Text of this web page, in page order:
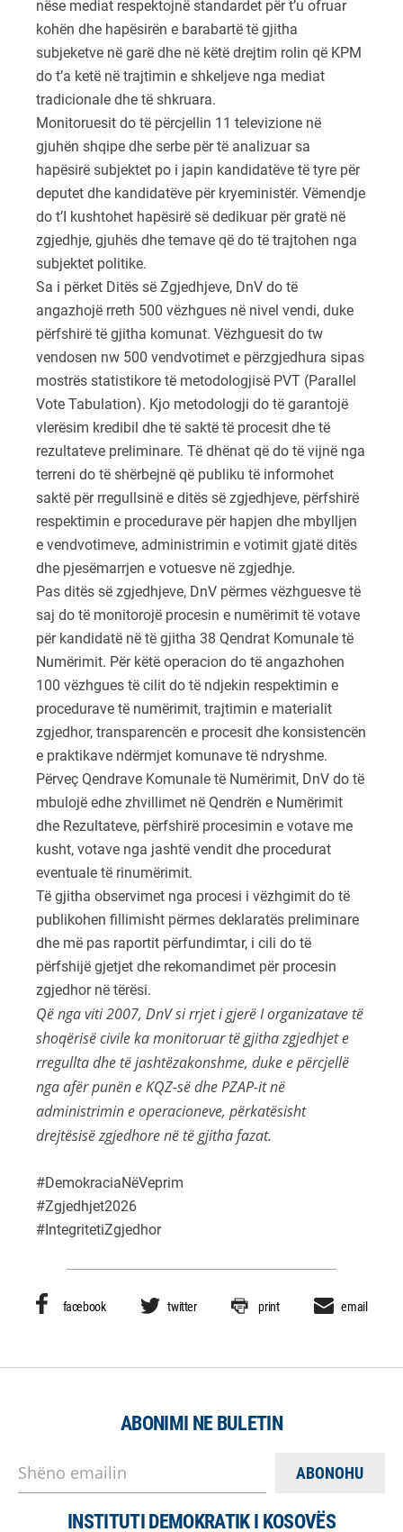
nëse mediat respektojnë standardet për t’u ofruar
kohën dhe hapësirën e barabartë të gjitha
subjeketve në garë dhe në këtë drejtim rolin që KPM
do t’a ketë në trajtimin e shkeljeve nga mediat
tradicionale dhe të shkruara.
Monitoruesit do të përcjellin 11 televizione në
gjuhën shqipe dhe serbe për të analizuar sa
hapësirë subjektet po i japin kandidatëve të tyre për
deputet dhe kandidatëve për kryeministër. Vëmendje
do t’I kushtohet hapësirë së dedikuar për gratë në
zgjedhje, gjuhës dhe temave që do të trajtohen nga
subjektet politike.
Sa i përket Ditës së Zgjedhjeve, DnV do të
angazhojë rreth 500 vëzhgues në nivel vendi, duke
përfshirë të gjitha komunat. Vëzhguesit do tw
vendosen nw 500 vendvotimet e përzgjedhura sipas
mostrës statistikore të metodologjisë PVT (Parallel
Vote Tabulation). Kjo metodologji do të garantojë
vlerësim kredibil dhe të saktë të procesit dhe të
rezultateve preliminare. Të dhënat që do të vijnë nga
terreni do të shërbejnë që publiku të informohet
saktë për rregullsinë e ditës së zgjedhjeve, përfshirë
respektimin e procedurave për hapjen dhe mbylljen
e vendvotimeve, administrimin e votimit gjatë ditës
dhe pjesëmarrjen e votuesve në zgjedhje.
Pas ditës së zgjedhjeve, DnV përmes vëzhguesve të
saj do të monitorojë procesin e numërimit të votave
për kandidatë në të gjitha 38 Qendrat Komunale të
Numërimit. Për këtë operacion do të angazhohen
100 vëzhgues të cilit do të ndjekin respektimin e
procedurave të numërimit, trajtimin e materialit
zgjedhor, transparencën e procesit dhe konsistencën
e praktikave ndërmjet komunave të ndryshme.
Përveç Qendrave Komunale të Numërimit, DnV do të
mbulojë edhe zhvillimet në Qendrën e Numërimit
dhe Rezultateve, përfshirë procesimin e votave me
kusht, votave nga jashtë vendit dhe procedurat
eventuale të rinumërimit.
Të gjitha observimet nga procesi i vëzhgimit do të
publikohen fillimisht përmes deklaratës preliminare
dhe më pas raportit përfundimtar, i cili do të
përfshijë gjetjet dhe rekomandimet për procesin
zgjedhor në tërësi.
Që nga viti 2007, DnV si rrjet i gjerë I organizatave të
shoqërisë civile ka monitoruar të gjitha zgjedhjet e
rregullta dhe të jashtëzakonshme, duke e përcjellë
nga afër punën e KQZ-së dhe PZAP-it në
administrimin e operacioneve, përkatësisht
drejtësisë zgjedhore në të gjitha fazat.
#DemokraciaNëVeprim
#Zgjedhjet2026
#IntegritetiZgjedhor
facebook twitter print email
ABONIMI NE BULETIN
Shëno emailin
INSTITUTI DEMOKRATIK I KOSOVËS